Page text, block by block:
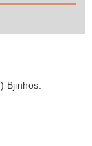
Bjinhos.